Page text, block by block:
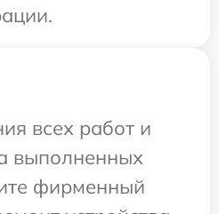
всех работ и
выполненных
фирменный